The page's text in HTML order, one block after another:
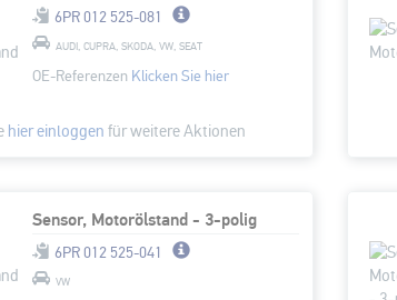
6PR 012 525-081
AUDI, CUPRA, SKODA, VW, SEAT
OE-Referenzen Klicken Sie hier
hier einloggen für weitere Aktionen
Sensor, Motorölstand - 3-polig
6PR 012 525-041
VW